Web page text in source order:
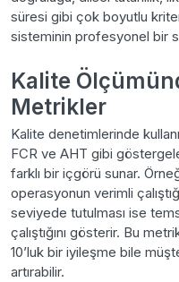
süresi gibi çok boyutlu
sisteminin profesyonel bir
Kalite
Metrikler
Kalite denetimlerinde
FCR ve AHT gibi
farklı bir içgörü sunar.
operasyonun verimli
seviyede tutulması ise
çalıştığını gösterir. Bu
10’luk bir iyileşme bile
artırabilir.